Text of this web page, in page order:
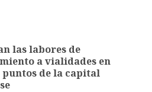
las labores de
a vialidades en
puntos de la capital